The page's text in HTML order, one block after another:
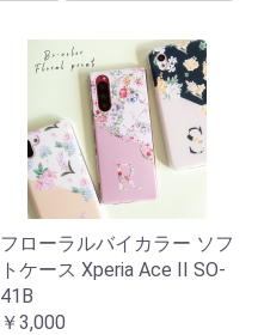
フローラルバイカラー ソフ
トケース Xperia Ace II SO-
41B
￥3,000